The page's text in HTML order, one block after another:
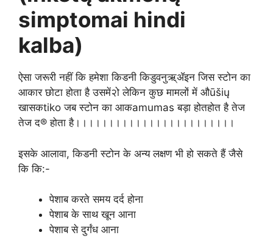
simptomai hindi
kalba)
ऐसा जरूरी नहीं कि हमेशा किडनी किडुवनुऋ्ॲइन जिस स्टोन का
आकार छोटा होता है उसमें२ो लेकिन कुछ मामलों में औūšių
खासकtiko जब स्टोन का आकamumas बड़ा होतहोत है तेज
तेज द® होता है।।।।।।।।।।।।।।।।।।।।।।।।
इसके आलावा, किडनी स्टोन के अन्य लक्षण भी हो सकते हैं जैसे
कि कि:-
पेशाब करते समय दर्द होना
पेशाब के साथ खून आना
पेशाब से दुर्गंध आना